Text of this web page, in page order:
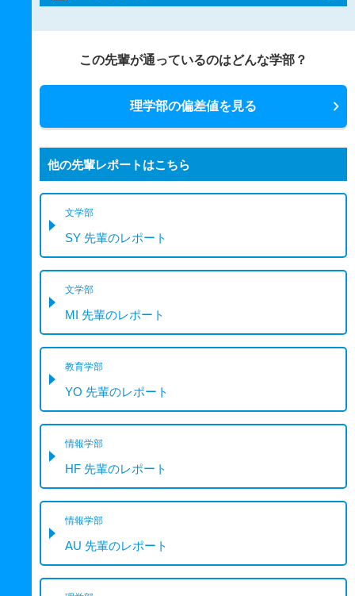
この先輩が通っているのはどんな学部？
理学部の偏差値を見る
他の先輩レポートはこちら
文学部
SY 先輩のレポート
文学部
MI 先輩のレポート
教育学部
YO 先輩のレポート
情報学部
HF 先輩のレポート
情報学部
AU 先輩のレポート